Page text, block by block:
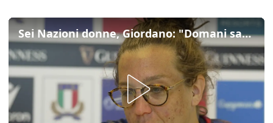
Sei Nazioni donne, Giordano: "Domani sara' una grande battaglia"